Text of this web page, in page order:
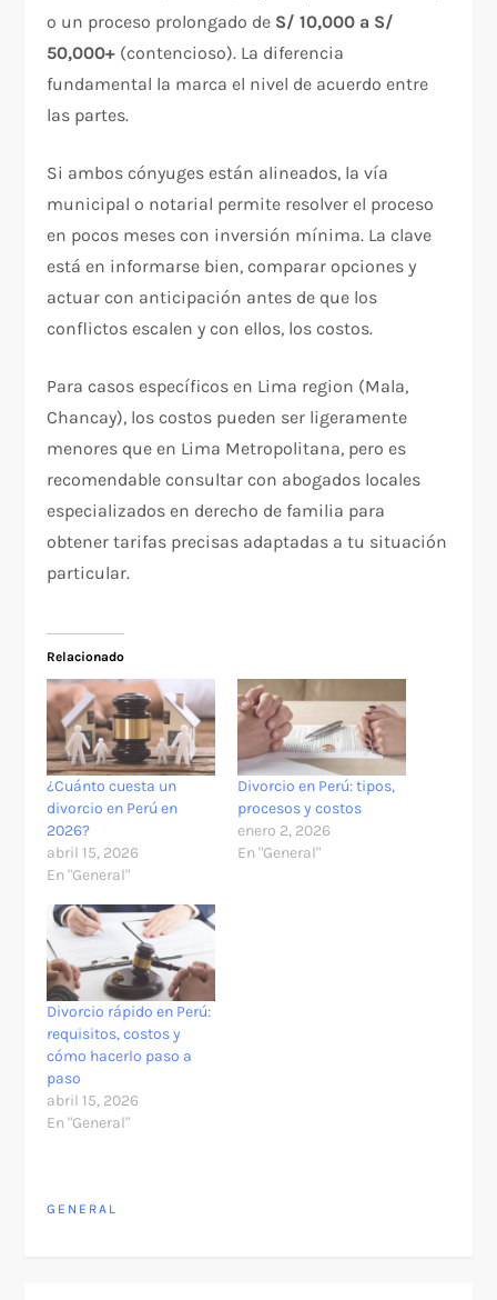
o un proceso prolongado de S/ 10,000 a S/
50,000+ (contencioso). La diferencia
fundamental la marca el nivel de acuerdo entre
las partes.
Si ambos cónyuges están alineados, la vía
municipal o notarial permite resolver el proceso
en pocos meses con inversión mínima. La clave
está en informarse bien, comparar opciones y
actuar con anticipación antes de que los
conflictos escalen y con ellos, los costos.
Para casos específicos en Lima region (Mala,
Chancay), los costos pueden ser ligeramente
menores que en Lima Metropolitana, pero es
recomendable consultar con abogados locales
especializados en derecho de familia para
obtener tarifas precisas adaptadas a tu situación
particular.
Relacionado
¿Cuánto cuesta un
divorcio en Perú en
2026?
abril 15, 2026
En "General"
Divorcio en Perú: tipos,
procesos y costos
enero 2, 2026
En "General"
Divorcio rápido en Perú:
requisitos, costos y
cómo hacerlo paso a
paso
abril 15, 2026
En "General"
GENERAL